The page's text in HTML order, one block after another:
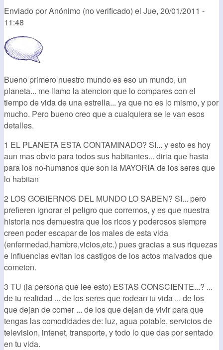
Enviado porAnónimo (no verificado) el Jue, 20/01/2011 -
11:48
Bueno primero nuestro mundo es eso un mundo, un
planeta... me llamo la atencion que lo compares con el
tiempo de vida de una estrella... ya que no es lo mismo, y por
mucho. Pero bueno creo que a cualquiera se le van esos
detalles.
1 EL PLANETA ESTA CONTAMINADO? SI... y esto es hoy
aun mas obvio para todos sus habitantes... diria que hasta
para los no-humanos que son la MAYORIA de los seres que
lo habitan
2 LOS GOBIERNOS DEL MUNDO LO SABEN? SI... pero
prefieren ignorar el peligro que corremos, y es que nuestra
historia nos demuestra que los ricos y poderosos siempre
creen poder escapar de los males de esta vida
(enfermedad,hambre,vicios,etc.) pues gracias a sus riquezas
e influencias evitan los castigos de los actos malvados que
cometen.
3 TU (la persona que lee esto) ESTAS CONSCIENTE...? ...
de tu realidad ... de los seres que rodean tu vida ... de los
que dejan de comer ... de los que dejan de vivir para que
tengas las comodidades de: luz, agua potable, servicios de
television, intenet, transporte, y todo lo que das por sentado
en tu vida.